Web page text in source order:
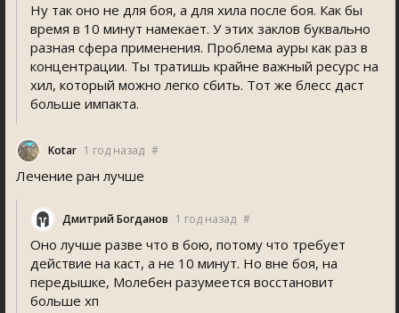
Ну так оно не для боя, а для хила после боя. Как бы
время в 10 минут намекает. У этих заклов буквально
разная сфера применения. Проблема ауры как раз в
концентрации. Ты тратишь крайне важный ресурс на
хил, который можно легко сбить. Тот же блесс даст
больше импакта.
Kotar 1 год назад #
Лечение ран лучше
Дмитрий Богданов 1 год назад #
Оно лучше разве что в бою, потому что требует
действие на каст, а не 10 минут. Но вне боя, на
передышке, Молебен разумеется восстановит
больше хп